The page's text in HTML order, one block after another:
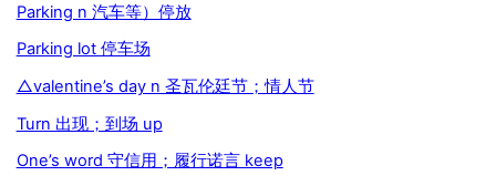
Parking n 汽车等）停放
Parking lot 停车场
△valentine’s day n 圣瓦伦廷节；情人节
Turn 出现；到场 up
One’s word 守信用；履行诺言 keep